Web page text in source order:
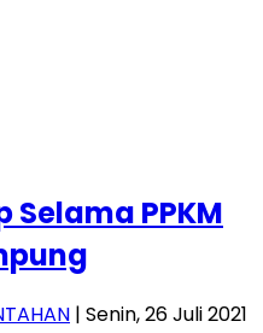
Selama PPKM
| Senin, 26 Juli 2021